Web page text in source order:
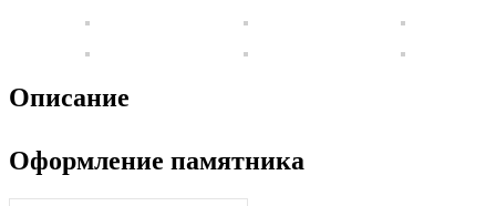
Описание
Оформление памятника